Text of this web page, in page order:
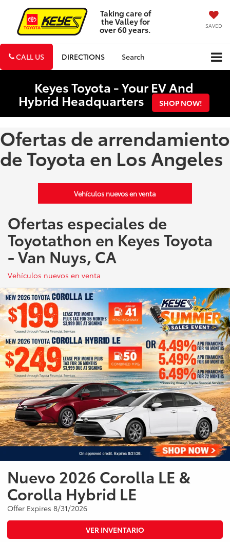
Taking care of
the Valley for
over 60 years. SAVED
CALL US DIRECTIONS Search
Keyes Toyota - Your EV And
Hybrid Headquarters SHOP NOW!
Ofertas de arrendamiento
de Toyota en Los Angeles
Vehículos nuevos en venta
Ofertas especiales de
Toyotathon en Keyes Toyota
- Van Nuys, CA
Vehículos nuevos en venta
Nuevo 2026 Corolla LE &
Corolla Hybrid LE
Offer Expires 8/31/2026
VER INVENTARIO